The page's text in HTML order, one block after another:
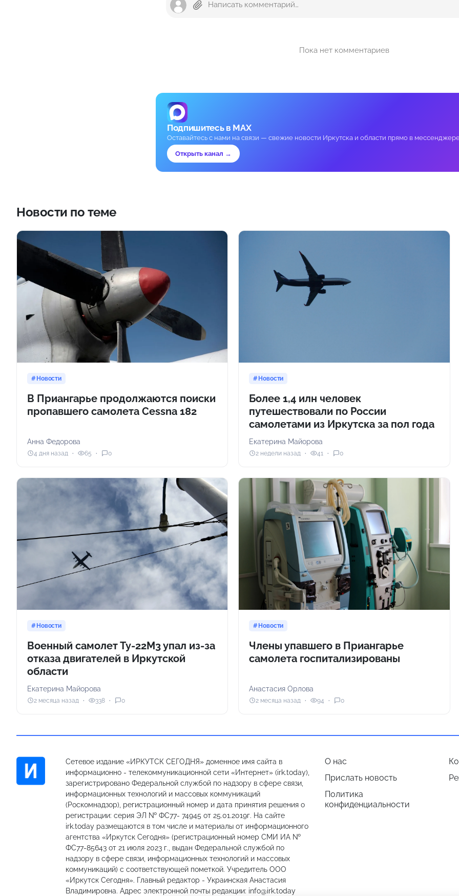
Пока нет комментариев
Подпишитесь в MAX
Оставайтесь с нами на связи — свежие новости Иркутска и области прямо в
Открыть канал →
Новости по теме
Новости
В Приангарье продолжаются поиски
пропавшего самолета Cessna 182
Анна Федорова
4 дня назад 65 0
Новости
Более 1,4 илн человек
путешествовали по России
самолетами из Иркутска за пол года
Екатерина Майорова
2 недели назад 41 0
Новости
Военный самолет Ту-22М3 упал из-за
отказа двигателей в Иркутской
области
Екатерина Майорова
2 месяца назад 338 0
Новости
Члены упавшего в Приангарье
самолета госпитализированы
Анастасия Орлова
2 месяца назад 94 0
Сетевое издание «ИРКУТСК СЕГОДНЯ» доменное имя сайта в
информационно - телекоммуникационной сети «Интернет» (irk.today),
зарегистрировано Федеральной службой по надзору в сфере связи,
информационных технологий и массовых коммуникаций
(Роскомнадзор), регистрационный номер и дата принятия решения о
регистрации: серия ЭЛ № ФС77- 74945 от 25.01.2019г. На сайте
irk.today размещаются в том числе и материалы от информационного
агентства «Иркутск Сегодня» (регистрационный номер СМИ ИА №
ФС77-85643 от 21 июля 2023 г., выдан Федеральной службой по
надзору в сфере связи, информационных технологий и массовых
коммуникаций) с соответствующей пометкой. Учредитель ООО
«Иркутск Сегодня». Главный редактор - Украинская Анастасия
Владимировна. Адрес электронной почты редакции: info@irk.today
О нас
Прислать новость
Политика
конфиденциальности